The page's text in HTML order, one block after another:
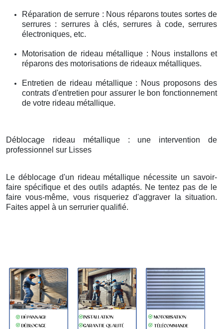
Réparation de serrure : Nous réparons toutes sortes de
serrures : serrures à clés, serrures à code, serrures
électroniques, etc.
Motorisation de rideau métallique : Nous installons et
réparons des motorisations de rideaux métalliques.
Entretien de rideau métallique : Nous proposons des
contrats d'entretien pour assurer le bon fonctionnement
de votre rideau métallique.
Déblocage rideau métallique : une intervention de
professionnel sur Lisses
Le déblocage d'un rideau métallique nécessite un savoir-
faire spécifique et des outils adaptés. Ne tentez pas de le
faire vous-même, vous risqueriez d'aggraver la situation.
Faites appel à un serrurier qualifié.